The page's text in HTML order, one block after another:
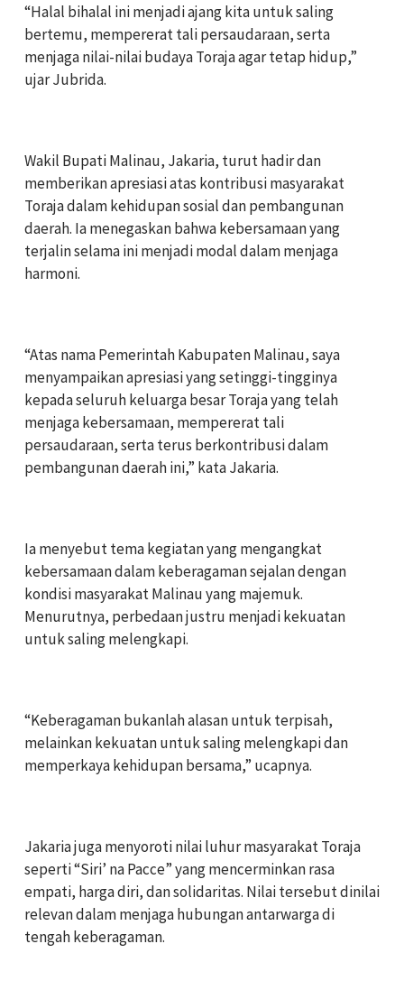
‎“Halal bihalal ini menjadi ajang kita untuk saling
bertemu, mempererat tali persaudaraan, serta
menjaga nilai-nilai budaya Toraja agar tetap hidup,”
ujar Jubrida.
‎Wakil Bupati Malinau, Jakaria, turut hadir dan
memberikan apresiasi atas kontribusi masyarakat
Toraja dalam kehidupan sosial dan pembangunan
daerah. Ia menegaskan bahwa kebersamaan yang
terjalin selama ini menjadi modal dalam menjaga
harmoni.
‎“Atas nama Pemerintah Kabupaten Malinau, saya
menyampaikan apresiasi yang setinggi-tingginya
kepada seluruh keluarga besar Toraja yang telah
menjaga kebersamaan, mempererat tali
persaudaraan, serta terus berkontribusi dalam
pembangunan daerah ini,” kata Jakaria.
‎Ia menyebut tema kegiatan yang mengangkat
kebersamaan dalam keberagaman sejalan dengan
kondisi masyarakat Malinau yang majemuk.
Menurutnya, perbedaan justru menjadi kekuatan
untuk saling melengkapi.
‎“Keberagaman bukanlah alasan untuk terpisah,
melainkan kekuatan untuk saling melengkapi dan
memperkaya kehidupan bersama,” ucapnya.
‎Jakaria juga menyoroti nilai luhur masyarakat Toraja
seperti “Siri’ na Pacce” yang mencerminkan rasa
empati, harga diri, dan solidaritas. Nilai tersebut dinilai
relevan dalam menjaga hubungan antarwarga di
tengah keberagaman.